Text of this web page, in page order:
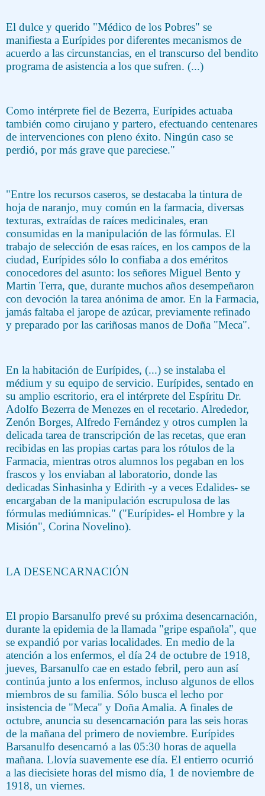
El dulce y querido "Médico de los Pobres" se
manifiesta a Eurípides por diferentes mecanismos de
acuerdo a las circunstancias, en el transcurso del bendito
programa de asistencia a los que sufren. (...)
Como intérprete fiel de Bezerra, Eurípides actuaba
también como cirujano y partero, efectuando centenares
de intervenciones con pleno éxito. Ningún caso se
perdió, por más grave que pareciese."
"Entre los recursos caseros, se destacaba la tintura de
hoja de naranjo, muy común en la farmacia, diversas
texturas, extraídas de raíces medicinales, eran
consumidas en la manipulación de las fórmulas. El
trabajo de selección de esas raíces, en los campos de la
ciudad, Eurípides sólo lo confiaba a dos eméritos
conocedores del asunto: los señores Miguel Bento y
Martin Terra, que, durante muchos años desempeñaron
con devoción la tarea anónima de amor. En la Farmacia,
jamás faltaba el jarope de azúcar, previamente refinado
y preparado por las cariñosas manos de Doña "Meca".
En la habitación de Eurípides, (...) se instalaba el
médium y su equipo de servicio. Eurípides, sentado en
su amplio escritorio, era el intérprete del Espíritu Dr.
Adolfo Bezerra de Menezes en el recetario. Alrededor,
Zenón Borges, Alfredo Fernández y otros cumplen la
delicada tarea de transcripción de las recetas, que eran
recibidas en las propias cartas para los rótulos de la
Farmacia, mientras otros alumnos los pegaban en los
frascos y los enviaban al laboratorio, donde las
dedicadas Sinhasinha y Edirith -y a veces Edalides- se
encargaban de la manipulación escrupulosa de las
fórmulas mediúmnicas." ("Eurípides- el Hombre y la
Misión", Corina Novelino).
LA DESENCARNACIÓN
El propio Barsanulfo prevé su próxima desencarnación,
durante la epidemia de la llamada "gripe española", que
se expandió por varias localidades. En medio de la
atención a los enfermos, el día 24 de octubre de 1918,
jueves, Barsanulfo cae en estado febril, pero aun así
continúa junto a los enfermos, incluso algunos de ellos
miembros de su familia. Sólo busca el lecho por
insistencia de "Meca" y Doña Amalia. A finales de
octubre, anuncia su desencarnación para las seis horas
de la mañana del primero de noviembre. Eurípides
Barsanulfo desencarnó a las 05:30 horas de aquella
mañana. Llovía suavemente ese día. El entierro ocurrió
a las diecisiete horas del mismo día, 1 de noviembre de
1918, un viernes.